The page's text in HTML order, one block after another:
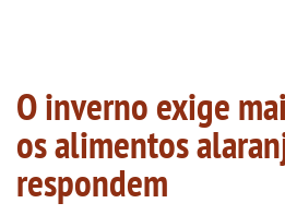
O inverno exige
os alimentos
respondem